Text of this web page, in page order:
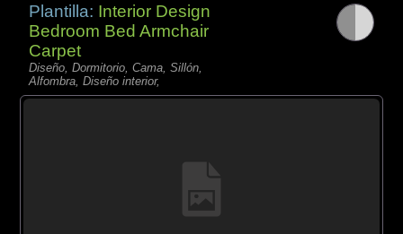
Plantilla: Interior Design
Bedroom Bed Armchair
Carpet
Diseño, Dormitorio, Cama, Sillón,
Alfombra, Diseño interior,